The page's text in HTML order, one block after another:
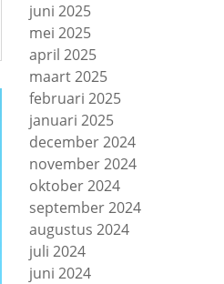
juni 2025
mei 2025
april 2025
maart 2025
februari 2025
januari 2025
december 2024
november 2024
oktober 2024
september 2024
augustus 2024
juli 2024
juni 2024